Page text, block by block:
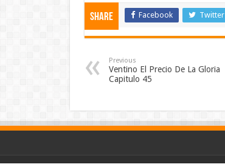
Share Facebook Twitter
Previous
Ventino El Precio De La Gloria
Capitulo 45